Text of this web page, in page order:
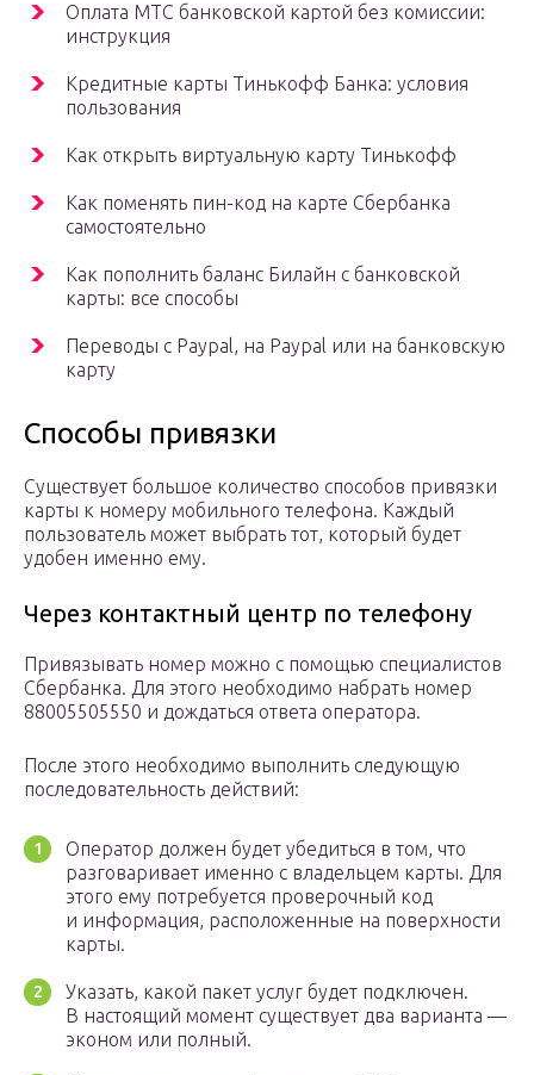
Оплата МТС банковской картой без комиссии:
инструкция
Кредитные карты Тинькофф Банка: условия
пользования
Как открыть виртуальную карту Тинькофф
Как поменять пин-код на карте Сбербанка
самостоятельно
Как пополнить баланс Билайн с банковской
карты: все способы
Переводы с Paypal, на Paypal или на банковскую
карту
Способы привязки
Существует большое количество способов привязки
карты к номеру мобильного телефона. Каждый
пользователь может выбрать тот, который будет
удобен именно ему.
Через контактный центр по телефону
Привязывать номер можно с помощью специалистов
Сбербанка. Для этого необходимо набрать номер
88005505550 и дождаться ответа оператора.
После этого необходимо выполнить следующую
последовательность действий:
Оператор должен будет убедиться в том, что
разговаривает именно с владельцем карты. Для
этого ему потребуется проверочный код
и информация, расположенные на поверхности
карты.
Указать, какой пакет услуг будет подключен.
В настоящий момент существует два варианта —
эконом или полный.